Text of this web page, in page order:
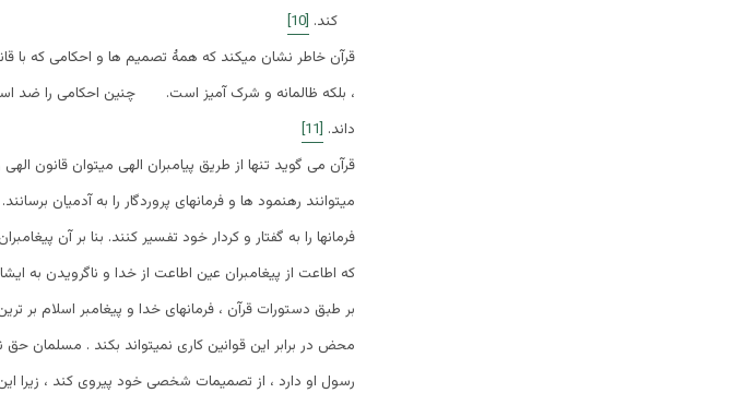
کند. [10]
قرآن خاطر نشان میکند که همۀ تصمیم ها و احکامی که با
، بلکه ظالمانه و شرک آمیز است. چنین احکامی را ضد
داند. [11]
قرآن می گوید تنها از طریق پیامبران الهی میتوان قانون
میتوانند رهنمود ها و فرمانهای پروردگار را به آدمیان
فرمانها را به گفتار و کردار خود تفسیر کنند. بنا بر آن
که اطاعت از پیغامبران عین اطاعت از خدا و ناگرویدن به
بر طبق دستورات قرآن ، فرمانهای خدا و پیغامبر اسلام بر
محض در برابر این قوانین کاری نمیتواند بکند . مسلمان
رسول او دارد ، از تصمیمات شخصی خود پیروی کند ، زیرا